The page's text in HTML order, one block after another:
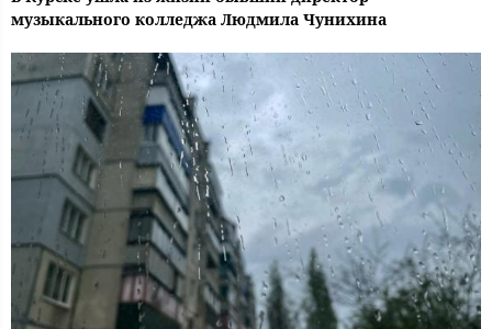
музыкального колледжа Людмила Чунихина